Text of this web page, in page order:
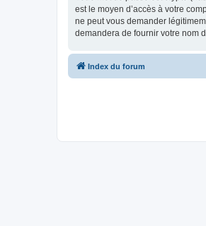
est le moyen d’accès à votre
ne peut vous demander
demandera de fournir votre nom
Index du forum